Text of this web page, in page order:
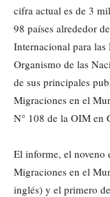
cifra actual es de 3
98 países alrededor
Internacional para
Organismo de las
de sus principales
Migraciones en el
N° 108 de la OIM en
El informe, el noveno
Migraciones en el
inglés) y el primero